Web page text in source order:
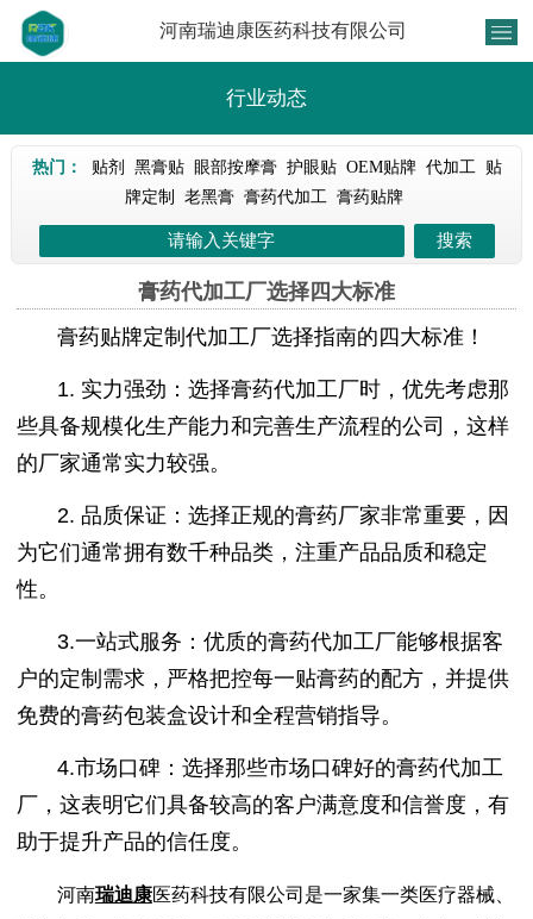
河南瑞迪康医药科技有限公司
行业动态
热门： 贴剂 黑膏贴 眼部按摩膏 护眼贴 OEM贴牌 代加工
贴
牌定制
老黑膏 膏药代加工 膏药贴牌
膏药代加工厂选择四大标准
膏药贴牌定制 代加工厂选择指南的四大标准！
1. 实力强劲：选择膏药代加工厂时，优先考虑那
些具备规模化生产能力和完善生产流程的公司，这样
的厂家通常实力较强。
2. 品质保证：选择正规的膏药厂家非常重要，因
为它们通常拥有数千种品类，注重产品品质和稳定
性。
3.一站式服务：优质的膏药代加工厂能够根据客
户的定制需求，严格把控每一贴膏药的配方，并提供
免费的膏药包装盒设计和全程营销指导。
4.市场口碑：选择那些市场口碑好的膏药代加工
厂，这表明它们具备较高的客户满意度和信誉度，有
助于提升产品的信任度。
河南瑞迪康医药科技有限公司是一家集一类医疗器械、